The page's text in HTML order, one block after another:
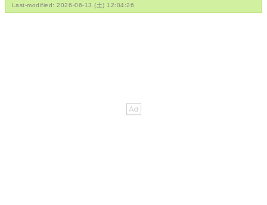
Last-modified: 2026-06-13 (土) 12:04:26